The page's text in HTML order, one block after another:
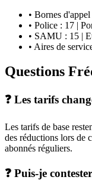
• Bornes
• Police : 17 |
• SAMU : 15 |
• Aires de
Questions
❓ Les tarifs
Les tarifs de base
des réductions lors de
abonnés réguliers.
❓ Puis-je